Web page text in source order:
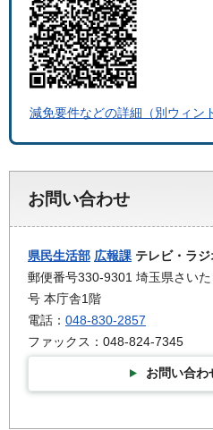
減免要件などの詳細（別ウィン
お問い合わせ
県民生活部 広報課 テレビ・ラ
郵便番号330-9301 埼玉県さい
号 本庁舎1階
電話： 048-830-2857
ファックス：048-824-7345
お問い合わ